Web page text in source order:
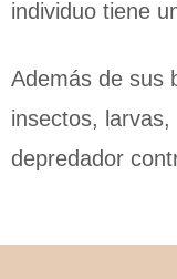
individuo tiene
Además de sus
insectos,
depredador